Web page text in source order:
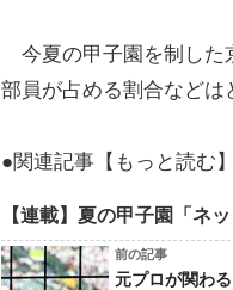
今夏の甲子園を制した
部員が占める割合などは
●関連記事【もっと読む
【連載】夏の甲子園「ネッ
前の記事
元プロが関わ